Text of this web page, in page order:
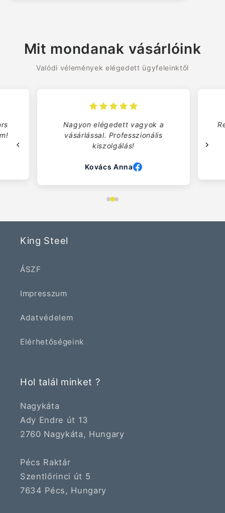
Mit mondanak vásárlóink
Valódi vélemények elégedett ügyfeleinktől
Nagyon elégedett vagyok a
vásárlással. Professzionális
kiszolgálás!
Kovács Anna
King Steel
ÁSZF
Impresszum
Adatvédelem
Elérhetőségeink
Hol talál minket ?
Nagykáta
Ady Endre út 13
2760 Nagykáta, Hungary
Pécs Raktár
Szentlőrinci út 5
7634 Pécs, Hungary